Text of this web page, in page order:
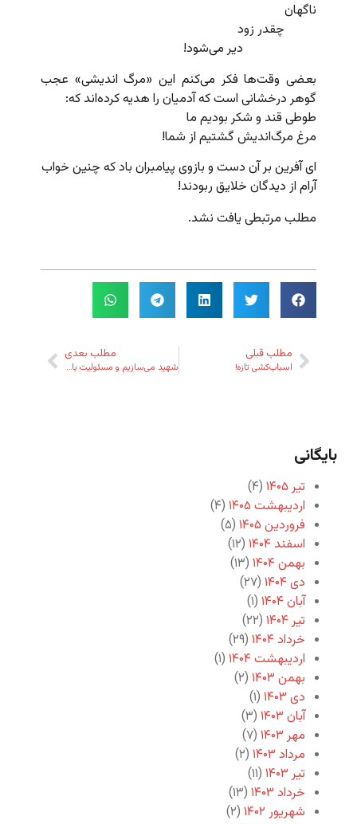
ناگهان
چقدر زود
دیر می‌شود!
بعضی وقت‌ها فکر می‌کنم این «مرگ اندیشی» عجب
گوهر درخشانی است که آدمیان را هدیه کرده‌اند که:
طوطی قند و شکر بودیم ما
مرغ مرگ‌اندیش گشتیم از شما!
ای آفرین بر آن دست و بازوی پیامبران باد که چنین خواب
آرام از دیدگان خلایق ربودند!
مطلب مرتبطی یافت نشد.
مطلب قبلی
اسباب‌کشی تازه!
مطلب بعدی
شهید می‌سازیم و مسئولیت با خدا!
بایگانی
تیر ۱۴۰۵
(۴)
اردیبهشت ۱۴۰۵
(۴)
فروردین ۱۴۰۵
(۵)
اسفند ۱۴۰۴
(۱۲)
بهمن ۱۴۰۴
(۱۳)
دی ۱۴۰۴
(۲۷)
آبان ۱۴۰۴
(۱)
تیر ۱۴۰۴
(۲۲)
خرداد ۱۴۰۴
(۲۹)
اردیبهشت ۱۴۰۴
(۱)
بهمن ۱۴۰۳
(۲)
دی ۱۴۰۳
(۱)
آبان ۱۴۰۳
(۳)
مهر ۱۴۰۳
(۷)
مرداد ۱۴۰۳
(۲)
تیر ۱۴۰۳
(۱۱)
خرداد ۱۴۰۳
(۱۳)
شهریور ۱۴۰۲
(۲)